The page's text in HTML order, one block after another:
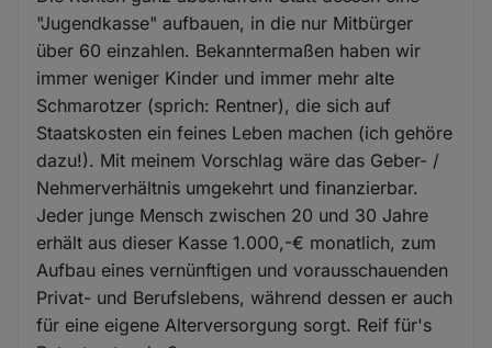
"Jugendkasse" aufbauen, in die nur Mitbürger
über 60 einzahlen. Bekanntermaßen haben wir
immer weniger Kinder und immer mehr alte
Schmarotzer (sprich: Rentner), die sich auf
Staatskosten ein feines Leben machen (ich gehöre
dazu!). Mit meinem Vorschlag wäre das Geber- /
Nehmerverhältnis umgekehrt und finanzierbar.
Jeder junge Mensch zwischen 20 und 30 Jahre
erhält aus dieser Kasse 1.000,-€ monatlich, zum
Aufbau eines vernünftigen und vorausschauenden
Privat- und Berufslebens, während dessen er auch
für eine eigene Alterversorgung sorgt. Reif für's